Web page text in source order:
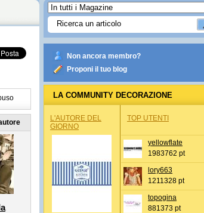
Non ancora membro?
Proponi il tuo blog
LA COMMUNITY DECORAZIONE
L'AUTORE DEL
GIORNO
TOP UTENTI
yellowflate
1983762 pt
lory663
1211328 pt
topogina
881373 pt